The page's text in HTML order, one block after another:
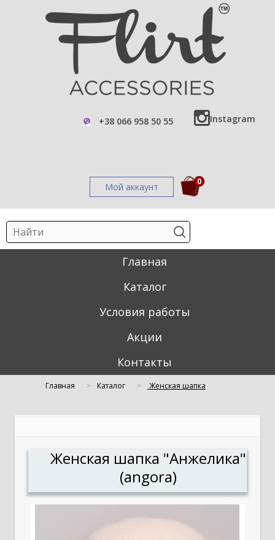
Мой аккаунт
+38 066 958 50 55 Instagram
0
Главная
Каталог
Условия работы
Акции
Контакты
Главная Каталог Женская шапка
Женская шапка "Анжелика"
(angora)